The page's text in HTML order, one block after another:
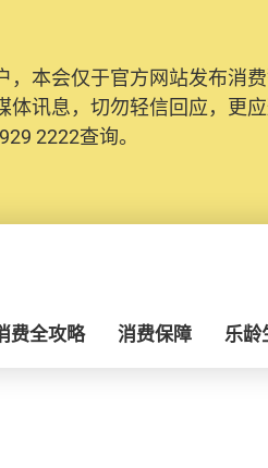
，本会仅于官方网站发布消
体讯息，切勿轻信回应，更
2222查询。
费全攻略 消费保障 乐龄